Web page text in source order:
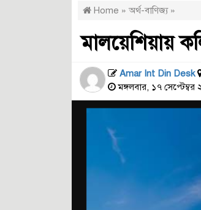
Home » অর্থ-বাণিজ্য»
মালয়েশিয়ায়
Amar Int Din Desk
মঙ্গলবার, ১৭ সেপ্টেম্বর